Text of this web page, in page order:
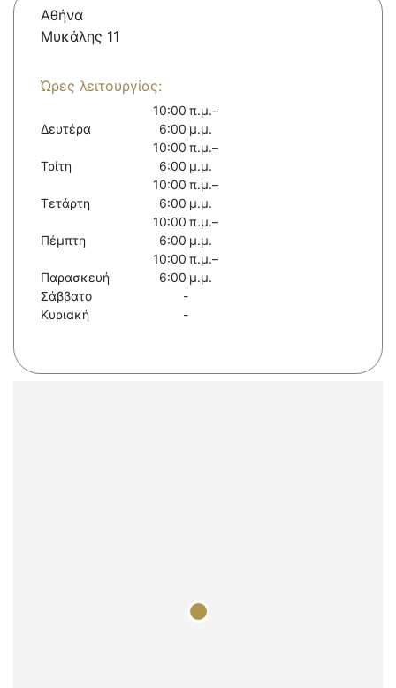
Αθήνα
Μυκάλης 11
Ώρες λειτουργίας:
Δευτέρα
10:00 π.μ.–
6:00 μ.μ.
Τρίτη
10:00 π.μ.–
6:00 μ.μ.
Τετάρτη
10:00 π.μ.–
6:00 μ.μ.
Πέμπτη
10:00 π.μ.–
6:00 μ.μ.
Παρασκευή
10:00 π.μ.–
6:00 μ.μ.
Σάββατο
-
Κυριακή
-